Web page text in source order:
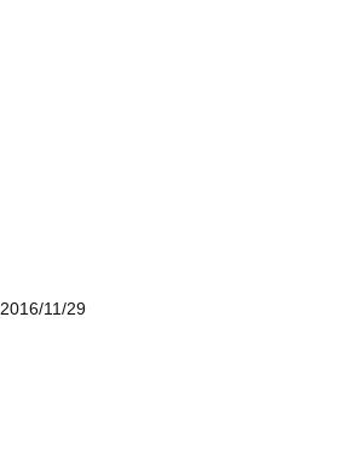
2016/11/29